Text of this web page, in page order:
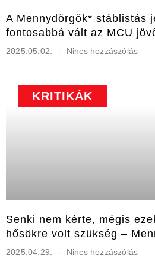
A Mennydörgők* stáblistás
fontosabbá vált az MCU
2025.05.02. Nincs hozzászólás
KRITIKÁK
Senki nem kérte, mégis
hősökre volt szükség –
2025.04.29. Nincs hozzászólás